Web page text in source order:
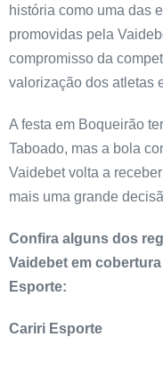
história como uma das
promovidas pela
compromisso da
valorização dos atletas
A festa em Boqueirão
Taboado, mas a bola
Vaidebet volta a
mais uma grande
Confira alguns dos
Vaidebet em
Esporte:
Cariri Esporte